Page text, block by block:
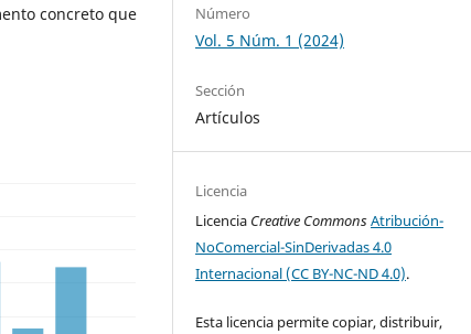
concreto que
Número
Vol. 5 Núm. 1 (2024)
Sección
Artículos
Licencia
Licencia Creative CommonsAtribución-
NoComercial-SinDerivadas 4.0
Internacional (CC BY-NC-ND 4.0).
Esta licencia permite copiar, distribuir,